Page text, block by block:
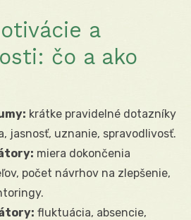
a
čo a ako
krátke pravidelné dotazníky
jasnosť, uznanie, spravodlivosť.
miera dokončenia
počet návrhov na zlepšenie,
fluktuácia, absencie,